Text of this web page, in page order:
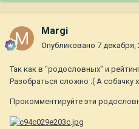
Margi
Опубликовано 7 декабря,
Так как в "родословных" и
Разобраться сложно :( А собачку
Прокомментируйте эти